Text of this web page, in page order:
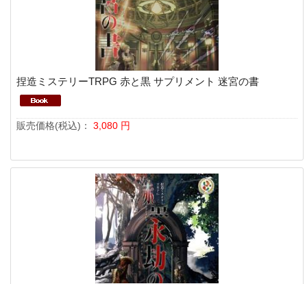
捏造ミステリーTRPG 赤と黒 サプリメント 迷宮の書
販売価格(税込)： 3,080 円